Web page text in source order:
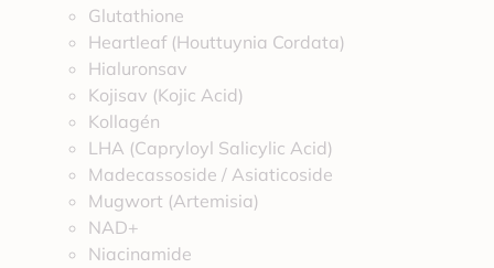
Glutathione
Heartleaf (Houttuynia Cordata)
Hialuronsav
Kojisav (Kojic Acid)
Kollagén
LHA (Capryloyl Salicylic Acid)
Madecassoside / Asiaticoside
Mugwort (Artemisia)
NAD+
Niacinamide